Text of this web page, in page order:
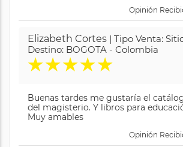
Opinión
Elizabeth Cortes | Tipo Venta:
Destino: BOGOTA - Colombia
★★★★★
Buenas tardes me gustaría el
del magisterio. Y libros para
Muy amables
Opinión